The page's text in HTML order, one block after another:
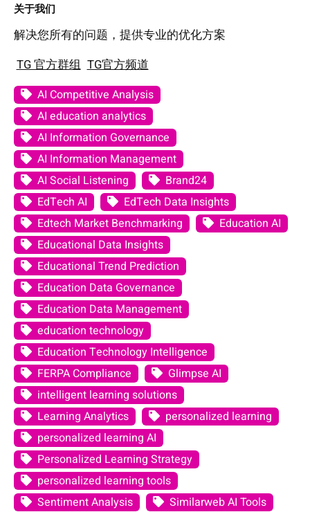
关于我们
解决您所有的问题，提供专业的优化方案
TG 官方群组 TG官方频道
AI Competitive Analysis
AI education analytics
AI Information Governance
AI Information Management
AI Social Listening
Brand24
EdTech AI
EdTech Data Insights
Edtech Market Benchmarking
Education AI
Educational Data Insights
Educational Trend Prediction
Education Data Governance
Education Data Management
education technology
Education Technology Intelligence
FERPA Compliance
Glimpse AI
intelligent learning solutions
Learning Analytics
personalized learning
personalized learning AI
Personalized Learning Strategy
personalized learning tools
Sentiment Analysis
Similarweb AI Tools